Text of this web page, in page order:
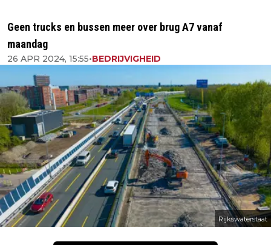
Geen trucks en bussen meer over brug A7 vanaf
maandag
26 APR 2024, 15:55•BEDRIJVIGHEID
Rijkswaterstaat